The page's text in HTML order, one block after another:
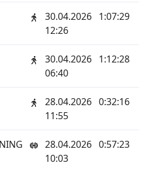
30.04.2026
12:26
1:07:29
30.04.2026
06:40
1:12:28
28.04.2026
11:55
0:32:16
28.04.2026
10:03
0:57:23